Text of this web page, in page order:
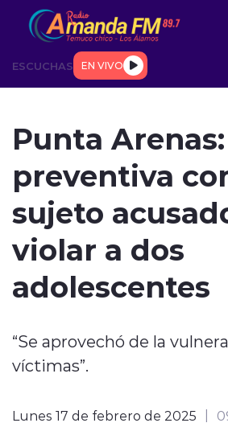
Click acá para ir directamente al
ESCUCHAS EN VIVO
modo claro
Punta
preventiva
sujeto
violar a dos
adolescentes
“Se aprovechó de la
víctimas”.
Lunes 17 de febrero de 2025